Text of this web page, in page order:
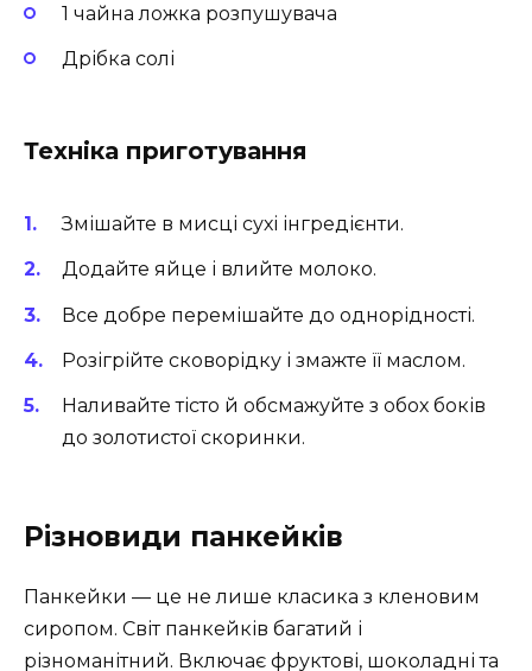
1 чайна ложка розпушувача
Дрібка солі
Техніка приготування
Змішайте в мисці сухі інгредієнти.
Додайте яйце і влийте молоко.
Все добре перемішайте до однорідності.
Розігрійте сковорідку і змажте її маслом.
Наливайте тісто й обсмажуйте з обох боків
до золотистої скоринки.
Різновиди панкейків
Панкейки — це не лише класика з кленовим
сиропом. Світ панкейків багатий і
різноманітний. Включає фруктові, шоколадні та